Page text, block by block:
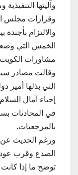
وآليتها
والالتزام
الخمس التي
مشاورات
وقالت مصادر
التي بذلها أمير
إحياء آمال
في المحادثات
بالمرجعيات.
ورغم الحديث عن
الصدع وقرب
توضح ما إذا